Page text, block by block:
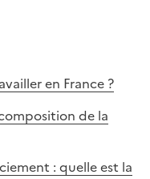
en France ?
de la
: quelle est la